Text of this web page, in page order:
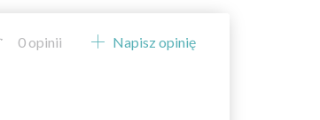
0 opinii Napisz opinię